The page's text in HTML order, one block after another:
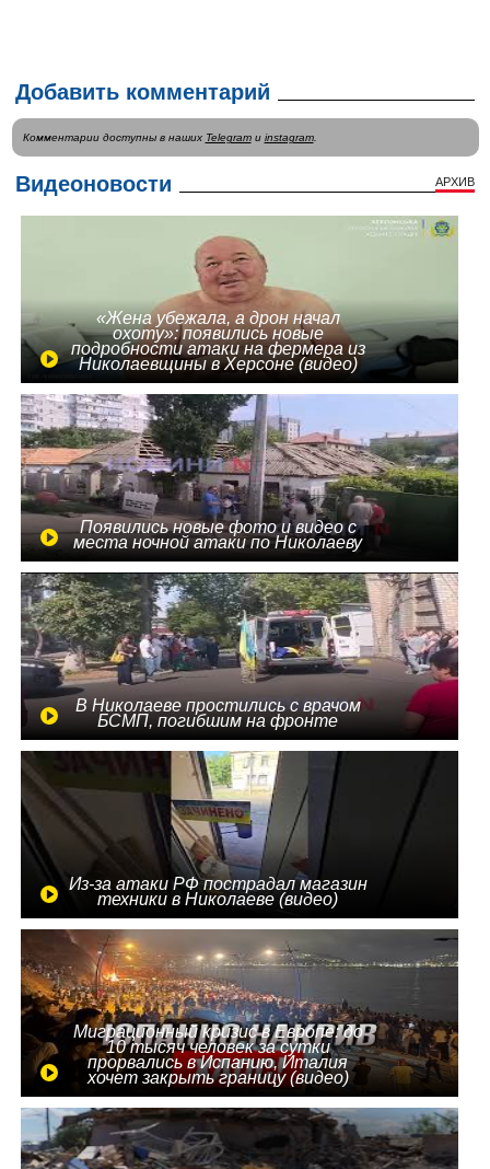
Добавить комментарий
Комментарии доступны в наших Telegramи instagram.
Видеоновости АРХИВ
«Жена убежала, а дрон начал
охоту»: появились новые
подробности атаки на фермера из
Николаевщины в Херсоне (видео)
Появились новые фото и видео с
места ночной атаки по Николаеву
В Николаеве простились с врачом
БСМП, погибшим на фронте
Из-за атаки РФ пострадал магазин
техники в Николаеве (видео)
Миграционный кризис в Европе: до
10 тысяч человек за сутки
прорвались в Испанию, Италия
хочет закрыть границу (видео)